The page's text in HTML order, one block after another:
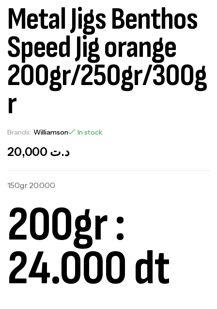
Metal Jigs Benthos
Speed Jig orange
200gr/250gr/300g
r
Brands: Williamson In stock
د.ت
150gr 20.000
200gr :
24.000 dt